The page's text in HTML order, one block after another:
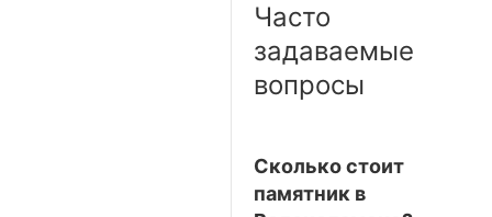
Часто
задаваемые
вопросы
Сколько стоит
памятник в